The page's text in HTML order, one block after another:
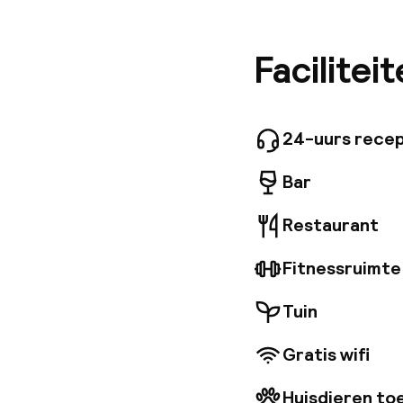
kamers
24-uurs
Bar
Restaurant
Tuin
Gratis wifi
Huisdieren